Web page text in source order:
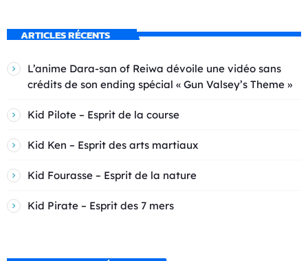
ARTICLES RÉCENTS
L’anime Dara-san of Reiwa dévoile une vidéo sans
crédits de son ending spécial « Gun Valsey’s Theme »
Kid Pilote – Esprit de la course
Kid Ken – Esprit des arts martiaux
Kid Fourasse – Esprit de la nature
Kid Pirate – Esprit des 7 mers